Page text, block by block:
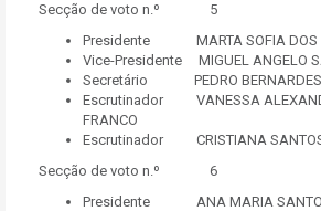
Secção de voto n.º 5
Presidente MARTA SOFIA DOS
Vice-Presidente MIGUEL ANGELO
Secretário PEDRO BERNARDES
Escrutinador VANESSA
FRANCO
Escrutinador CRISTIANA SANTOS
Secção de voto n.º 6
Presidente ANA MARIA SANTOS